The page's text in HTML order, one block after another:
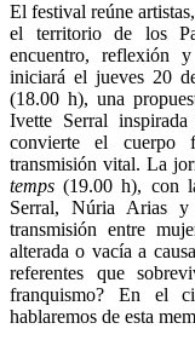
El festival reúne
el territorio de los
encuentro, reflexión
iniciará el jueves 20
(18.00 h), una
Ivette Serral
convierte el cuerpo
transmisión vital. La
temps (19.00 h), con
Serral, Núria Arias
transmisión entre
alterada o vacía a
referentes que
franquismo? En el
hablaremos de esta